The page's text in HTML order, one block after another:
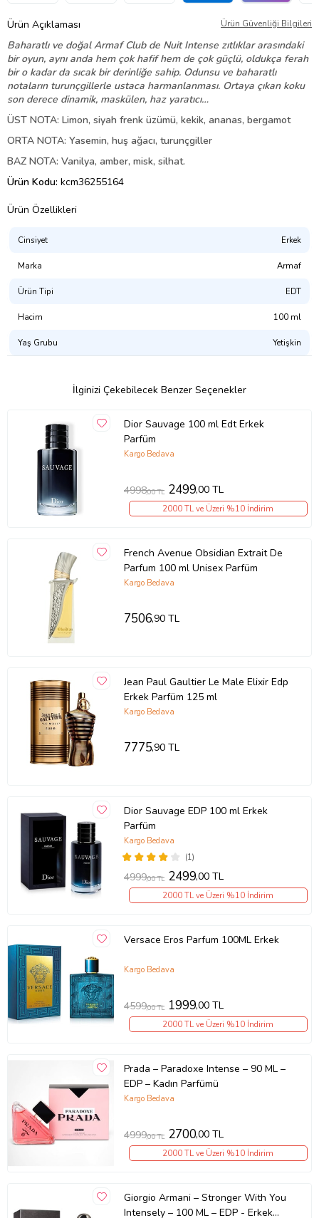
Ürün Açıklaması Ürün Güvenliği Bilgileri
Baharatlı ve doğal Armaf Club de Nuit Intense zıtlıklar arasındaki
bir oyun, aynı anda hem çok hafif hem de çok güçlü, oldukça ferah
bir o kadar da sıcak bir derinliğe sahip. Odunsu ve baharatlı
notaların turunçgillerle ustaca harmanlanması. Ortaya çıkan koku
son derece dinamik, maskülen, haz yaratıcı…
ÜST NOTA: Limon, siyah frenk üzümü, kekik, ananas, bergamot
ORTA NOTA: Yasemin, huş ağacı, turunçgiller
BAZ NOTA: Vanilya, amber, misk, silhat.
Ürün Kodu: kcm36255164
Ürün Özellikleri
Cinsiyet Erkek
Marka Armaf
Ürün Tipi EDT
Hacim 100 ml
Yaş Grubu Yetişkin
İlginizi Çekebilecek Benzer Seçenekler
Dior Sauvage 100 ml Edt Erkek
Parfüm
Kargo Bedava
4998,00 TL 2499,00 TL
2000 TL ve Üzeri %10 İndirim
French Avenue Obsidian Extrait De
Parfum 100 ml Unisex Parfüm
Kargo Bedava
7506,90 TL
Jean Paul Gaultier Le Male Elixir Edp
Erkek Parfüm 125 ml
Kargo Bedava
7775,90 TL
Dior Sauvage EDP 100 ml Erkek
Parfüm
(1)
Kargo Bedava
4999,00 TL 2499,00 TL
2000 TL ve Üzeri %10 İndirim
Versace Eros Parfum 100ML Erkek
Kargo Bedava
4599,00 TL 1999,00 TL
2000 TL ve Üzeri %10 İndirim
Prada – Paradoxe Intense – 90 ML –
EDP – Kadın Parfümü
Kargo Bedava
4999,00 TL 2700,00 TL
2000 TL ve Üzeri %10 İndirim
Giorgio Armani – Stronger With You
Intensely – 100 ML – EDP - Erkek